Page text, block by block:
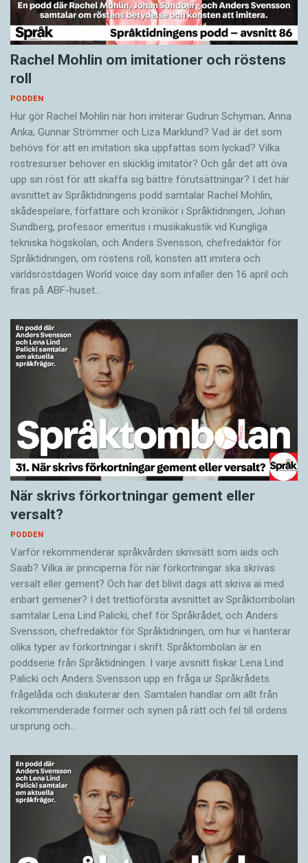
Rachel Mohlin om imitationer och röstens
roll
PODDEN
Hur gör Rachel Mohlin när hon imiterar Gudrun Schyman, Anna
Anka, Gunnar Strömmer och Liza Marklund? Vad är det som
behövs för att en imitation ska uppfattas som lyckad? Vilka
röstresurser behöver en skicklig imitatör? Och går det att öva
upp sin röst för att skaffa sig bättre förutsättningar? I det här
avsnittet av Språktidningens podd samtalar Rachel Mohlin,
skådespelare, författare och krönikör i Språktidningen, Johan
Sundberg, professor emeritus i musikakustik vid Kungliga
tekniska högskolan, och Anders Svensson, chefredaktör för
Språktidningen, om röstens roll, konsten att imitera och
världsröstdagen World voice day som infaller den 16 april och
firas på ABF-huset…
När skrivs förkortningar gement eller
versalt?
PODDEN
Varför rekommenderar språkvården skrivsätt som aids och
Saab? Vilka är principerna för när förkortningar ska skrivas
versalt eller gement? Och har det blivit dags att skriva ai med
enbart gemener? I det trettioförsta avsnittet av Språktombolan
samtalar Lena Lind Palicki, chef för Språkrådet, och Anders
Svensson, chefredaktör för Språktidningen, om hur vi hanterar
olika typer av förkortningar i skrift. Språktombolan är en
poddserie från Språktidningen. I varje avsnitt fiskar Lena Lind
Palicki och Anders Svensson upp en fråga ur Språkrådets
frågelåda och diskuterar den. Samtalen handlar om allt från
rekommenderade former och synen på rätt och fel till ordens
ursprung och…